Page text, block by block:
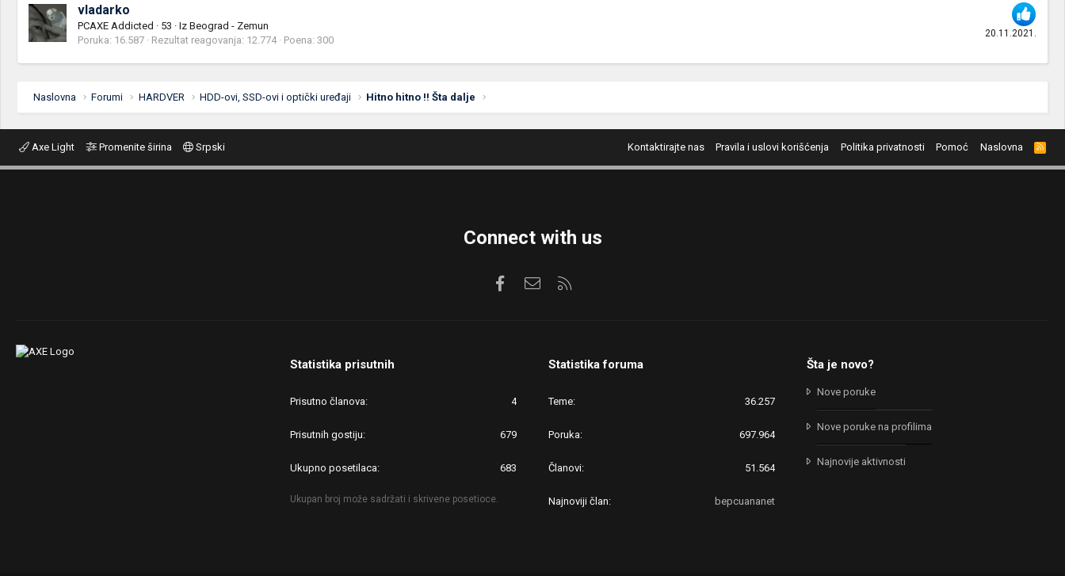
20.11.2021.
vladarko
PCAXE Addicted · 53 · Iz Beograd - Zemun
Poruka 16.587 Rezultat reagovanja 12.774 Poena 300
Naslovna Forumi HARDVER HDD-ovi, SSD-ovi i optički uređaji Hitno hitno !! Šta dalje
Axe Light Promenite širina Srpski Kontaktirajte nas Pravila i uslovi korišćenja Politika privatnosti Pomoć Naslovna
R
S
S
Connect with us
FacebookKontaktirajte nas
Statistika prisutnih
Prisutno članova 4
Prisutnih gostiju 679
Ukupno posetilaca 683
Ukupan broj može sadržati i skrivene posetioce.
Statistika foruma
Teme 36.257
Poruka 697.964
Članovi 51.564
Najnoviji član bepcuananet
Šta je novo?
Nove poruke
Nove poruke na profilima
Najnovije aktivnosti